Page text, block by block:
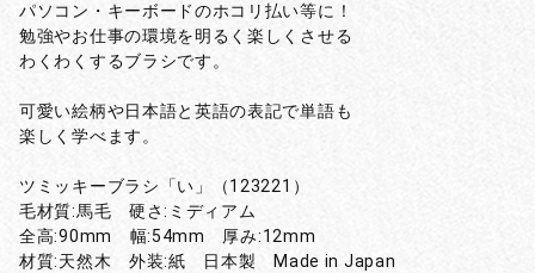
パソコン・キーボードのホコリ払い等に！
勉強やお仕事の環境を明るく楽しくさせる
わくわくするブラシです。
可愛い絵柄や日本語と英語の表記で単語も
楽しく学べます。
ツミッキーブラシ「い」（123221）
毛材質:馬毛 硬さ:ミディアム
全高:90mm 幅:54mm 厚み:12mm
材質:天然木 外装:紙 日本製 Made in Japan